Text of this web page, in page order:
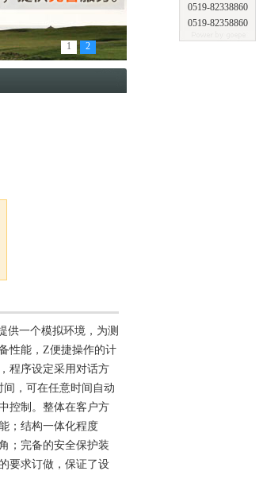
1 2
0519-82338860
0519-82358860
供一个模拟环境，为测
性能，Z便捷操作的计
程序设定采用对话方
，可在任意时间自动
控制。整体在客户方
；结构一体化程度
；完备的安全保护装
要求订做，保证了设